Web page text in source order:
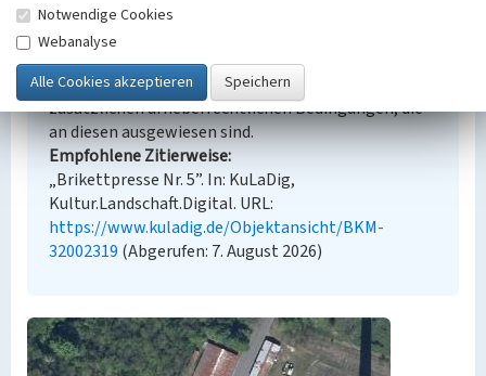
Urheberrechtlicher Hinweis
Der hier präsentierte Inhalt steht unter der freien
Lizenz dl-by-de/2.0 (Namensnennung). Die
angezeigten Medien unterliegen möglicherweise
zusätzlichen urheberrechtlichen Bedingungen, die
an diesen ausgewiesen sind.
Empfohlene Zitierweise
„Brikettpresse Nr. 5”. In: KuLaDig,
Kultur.Landschaft.Digital. URL:
https://www.kuladig.de/Objektansicht/BKM-
32002319 (Abgerufen: 7. August 2026)
Notwendige Cookies
Webanalyse